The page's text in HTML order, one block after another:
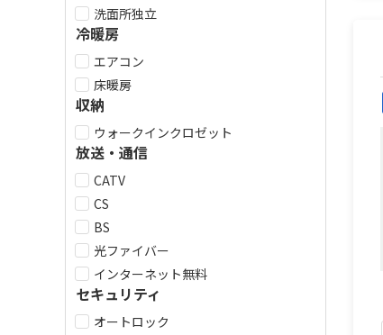
洗面所独立
冷暖房
エアコン
床暖房
収納
ウォークインクロゼット
放送・通信
CATV
CS
BS
光ファイバー
インターネット無料
セキュリティ
オートロック